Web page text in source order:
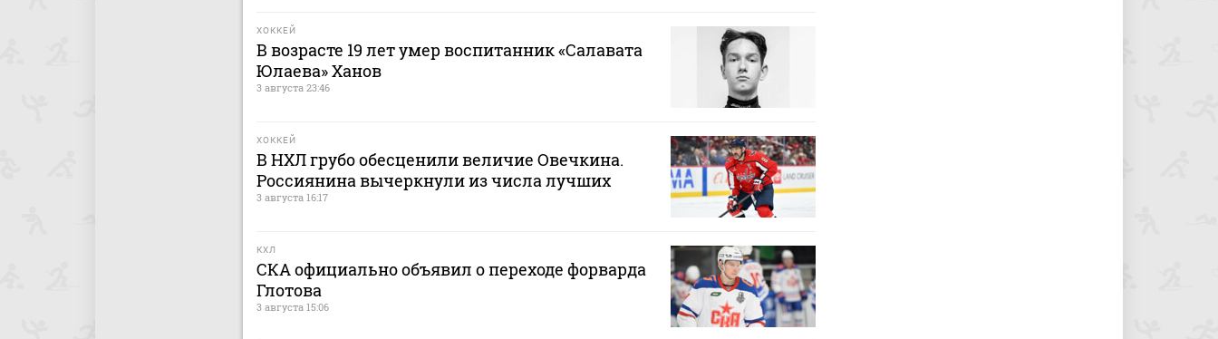
ХОККЕЙ
В возрасте 19 лет умер воспитанник «Салавата
Юлаева» Ханов
3 августа 23:46
ХОККЕЙ
В НХЛ грубо обесценили величие Овечкина.
Россиянина вычеркнули из числа лучших
3 августа 16:17
КХЛ
СКА официально объявил о переходе форварда
Глотова
3 августа 15:06